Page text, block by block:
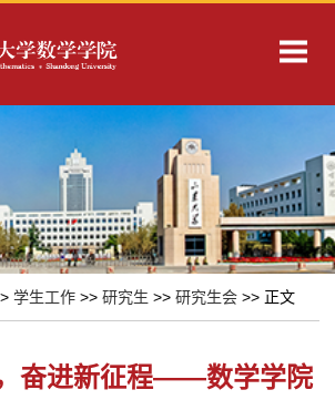
学生工作 >>研究生 >>研究生会 >> 正文
奋进新征程——数学学院